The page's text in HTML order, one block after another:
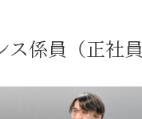
ス係員（正社